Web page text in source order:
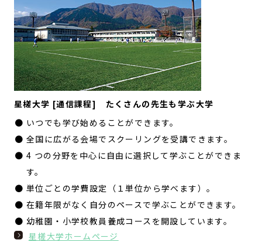
星槎大学 [通信課程] たくさんの先生も学ぶ大学
● いつでも学び始めることができます。
● 全国に広がる会場でスクーリングを受講できます。
● 4 つの分野を中心に自由に選択して学ぶことができま
す。
● 単位ごとの学費設定（１単位から学べます）。
● 在籍年限がなく自分のペースで学ぶことができます。
● 幼稚園・小学校教員養成コースを開設しています。
星槎大学ホームページ